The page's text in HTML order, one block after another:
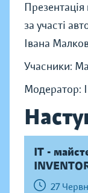
за участі
Івана
Учасники:
Модератор:
IT -
27